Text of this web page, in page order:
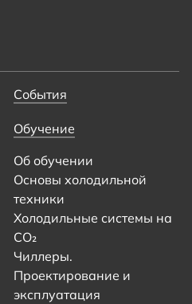
События
Обучение
Об обучении
Основы холодильной
техники
Холодильные системы на
CO₂
Чиллеры.
Проектирование и
эксплуатация